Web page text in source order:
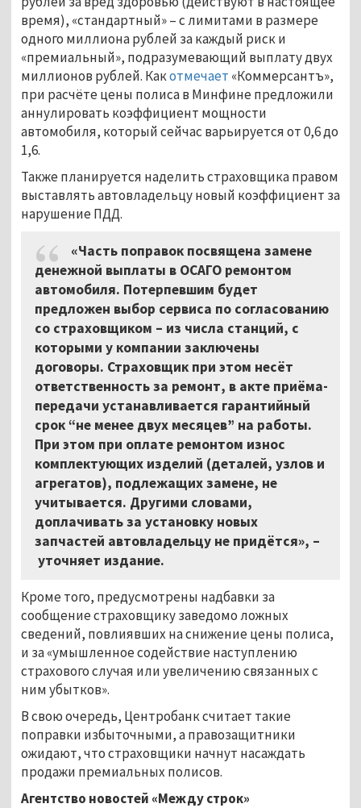
время), «стандартный» – с лимитами в размере
одного миллиона рублей за каждый риск и
«премиальный», подразумевающий выплату двух
миллионов рублей. Какотмечает «Коммерсантъ»,
при расчёте цены полиса в Минфине предложили
аннулировать коэффициент мощности
автомобиля, который сейчас варьируется от 0,6 до
1,6.
Также планируется наделить страховщика правом
выставлять автовладельцу новый коэффициент за
нарушение ПДД.
«Часть поправок посвящена замене
денежной выплаты в ОСАГО ремонтом
автомобиля. Потерпевшим будет
предложен выбор сервиса по согласованию
со страховщиком – из числа станций, с
которыми у компании заключены
договоры. Страховщик при этом несёт
ответственность за ремонт, в акте приёма-
передачи устанавливается гарантийный
срок “не менее двух месяцев” на работы.
При этом при оплате ремонтом износ
комплектующих изделий (деталей, узлов и
агрегатов), подлежащих замене, не
учитывается. Другими словами,
доплачивать за установку новых
запчастей автовладельцу не придётся», –
уточняет издание.
Кроме того, предусмотрены надбавки за
сообщение страховщику заведомо ложных
сведений, повлиявших на снижение цены полиса,
и за «умышленное содействие наступлению
страхового случая или увеличению связанных с
ним убытков».
В свою очередь, Центробанк считает такие
поправки избыточными, а правозащитники
ожидают, что страховщики начнут насаждать
продажи премиальных полисов.
Агентство новостей «Между строк»